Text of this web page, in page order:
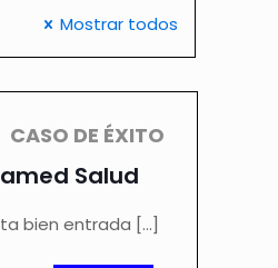
Mostrar todos
CASO DE ÉXITO
Salud
bien entrada […]